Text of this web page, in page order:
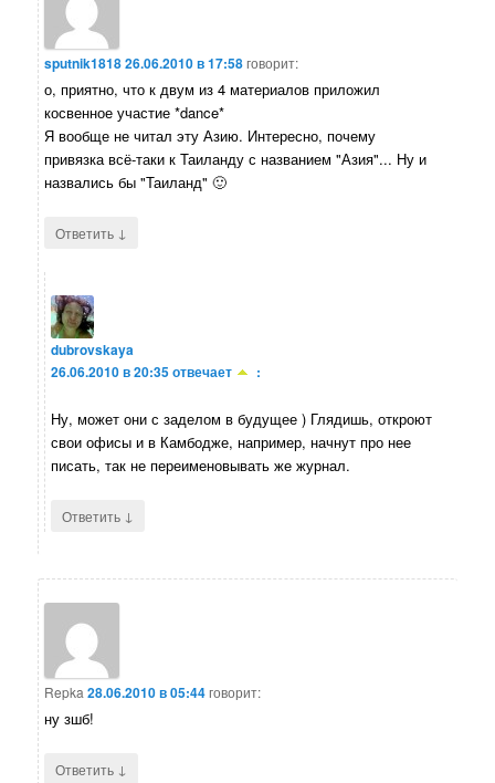
sputnik181826.06.2010 в 17:58говорит:
о, приятно, что к двум из 4 материалов приложил
косвенное участие *dance*
Я вообще не читал эту Азию. Интересно, почему
привязка всё-таки к Таиланду с названием "Азия"... Ну и
назвались бы "Таиланд" 🙂
Ответить ↓
dubrovskaya
26.06.2010 в 20:35отвечает :
Ну, может они с заделом в будущее ) Глядишь, откроют
свои офисы и в Камбодже, например, начнут про нее
писать, так не переименовывать же журнал.
Ответить ↓
Repka 28.06.2010 в 05:44говорит:
ну зшб!
Ответить ↓